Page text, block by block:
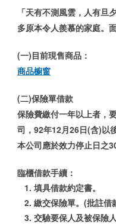
「天有不測風雲，人有
多原本令人羨慕的家庭。
(一)目前現售商品：
商品櫥窗
(二)保險單借款
保險費繳付一年以上者，
司，92年12月26日(含)以
本公司應於效力停止日之
臨櫃借款手續：
填具借款約定書。
繳交保險單。(批註借
交驗要保人及被保險